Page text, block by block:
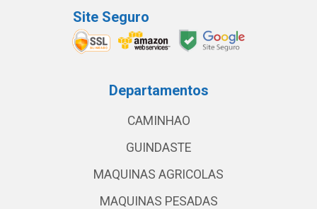
Site Seguro
Departamentos
CAMINHAO
GUINDASTE
MAQUINAS AGRICOLAS
MAQUINAS PESADAS